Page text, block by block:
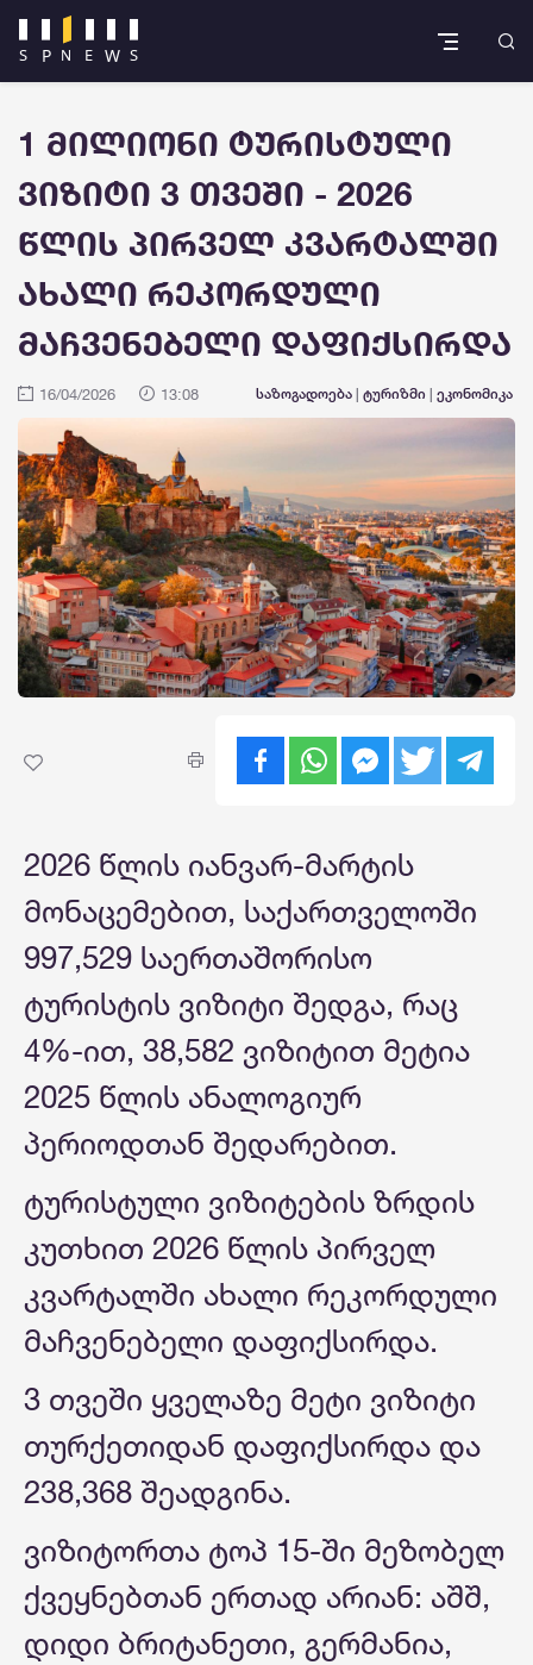
1 მილიონი ტურისტული
ვიზიტი 3 თვეში - 2026
წლის პირველ კვარტალში
ახალი რეკორდული
მაჩვენებელი დაფიქსირდა
16/04/2026 13:08 საზოგადოება | ტურიზმი | ეკონომიკა
2026 წლის იანვარ-მარტის
მონაცემებით, საქართველოში
997,529 საერთაშორისო
ტურისტის ვიზიტი შედგა, რაც
4%-ით, 38,582 ვიზიტით მეტია
2025 წლის ანალოგიურ
პერიოდთან შედარებით.
ტურისტული ვიზიტების ზრდის
კუთხით 2026 წლის პირველ
კვარტალში ახალი რეკორდული
მაჩვენებელი დაფიქსირდა.
3 თვეში ყველაზე მეტი ვიზიტი
თურქეთიდან დაფიქსირდა და
238,368 შეადგინა.
ვიზიტორთა ტოპ 15-ში მეზობელ
ქვეყნებთან ერთად არიან: აშშ,
დიდი ბრიტანეთი, გერმანია,